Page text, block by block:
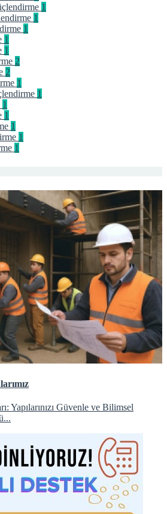
1
1
1
1
1
2
2
1
1
1
1
1
1
1
Yapılarınızı Güvenle ve Bilimsel